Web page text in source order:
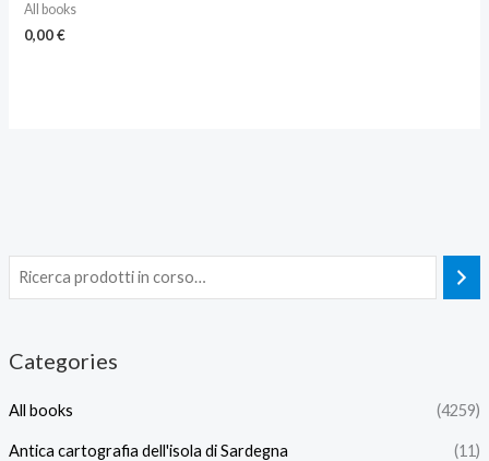
Categories
All books (4259)
Antica cartografia dell'isola di Sardegna (11)
All books
0,00€